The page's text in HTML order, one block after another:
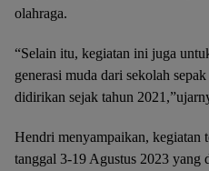
olahraga.
“Selain itu, kegiatan ini juga
generasi muda dari sekolah
didirikan sejak tahun
Hendri menyampaikan, kegiatan
tanggal 3-19 Agustus 2023